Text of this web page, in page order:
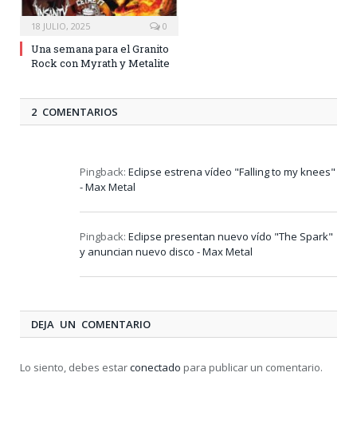
18 JULIO, 2025 0
Una semana para el Granito
Rock con Myrath y Metalite
2 COMENTARIOS
Pingback: Eclipse estrena vídeo "Falling to my knees"
- Max Metal
Pingback: Eclipse presentan nuevo vído "The Spark"
y anuncian nuevo disco - Max Metal
DEJA UN COMENTARIO
Lo siento, debes estarconectado para publicar un comentario.